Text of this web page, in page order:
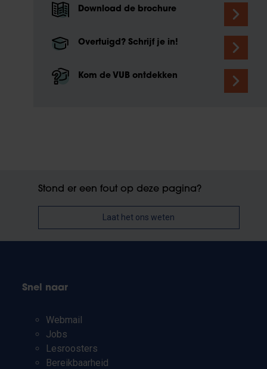
Download de brochure
Overtuigd? Schrijf je in!
Kom de VUB ontdekken
Stond er een fout op deze pagina?
Laat het ons weten
Snel naar
Webmail
Jobs
Lesroosters
Bereikbaarheid